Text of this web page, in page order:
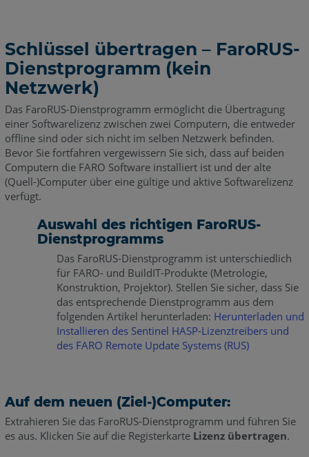
Schlüssel übertragen – FaroRUS-
Dienstprogramm (kein
Netzwerk)
Das FaroRUS-Dienstprogramm ermöglicht die Übertragung
einer Softwarelizenz zwischen zwei Computern, die entweder
offline sind oder sich nicht im selben Netzwerk befinden.
Bevor Sie fortfahren vergewissern Sie sich, dass auf beiden
Computern die FARO Software installiert ist und der alte
(Quell-)Computer über eine gültige und aktive Softwarelizenz
verfügt.
Auswahl des richtigen FaroRUS-
Dienstprogramms
Das FaroRUS-Dienstprogramm ist unterschiedlich
für FARO- und BuildIT-Produkte (Metrologie,
Konstruktion, Projektor). Stellen Sie sicher, dass Sie
das entsprechende Dienstprogramm aus dem
folgenden Artikel herunterladen: Herunterladen und
Installieren des Sentinel HASP-Lizenztreibers und
des FARO Remote Update Systems (RUS)
Auf dem neuen (Ziel-)Computer:
Extrahieren Sie das FaroRUS-Dienstprogramm und führen Sie
es aus. Klicken Sie auf die Registerkarte Lizenz übertragen.